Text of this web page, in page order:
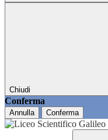
Chiudi
Conferma
Annulla Conferma